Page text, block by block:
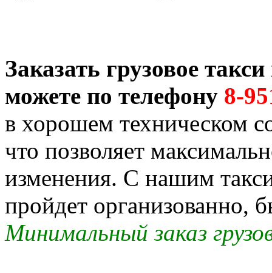
Заказать грузовое
можете по телефону 8-
в хорошем техническом
что позволяет
изменения. С нашим
пройдет организованно,
Минимальный заказ